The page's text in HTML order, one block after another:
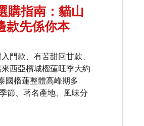
購指南：貓山
款先係你本
門款、有苦甜回甘款、
西亞檳城榴蓮旺季大約
國榴蓮整體高峰期多
節、著名產地、風味分
南：貓山王、金枕頭、黑刺，邊款先